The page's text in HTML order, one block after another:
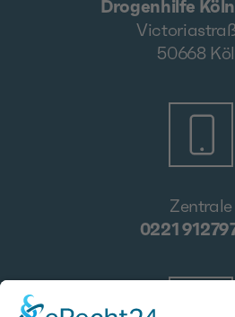
Drogenhilfe
50668
Zentrale
0221